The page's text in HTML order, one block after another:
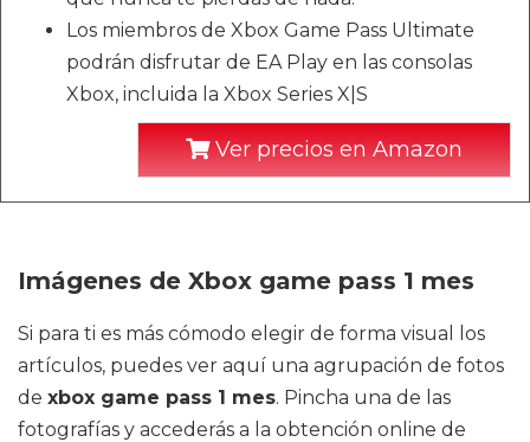
Los miembros de Xbox Game Pass Ultimate
podrán disfrutar de EA Play en las consolas
Xbox, incluida la Xbox Series X|S
Ver precios en Amazon
Imágenes de Xbox game pass 1 mes
Si para ti es más cómodo elegir de forma visual los
artículos, puedes ver aquí una agrupación de fotos
de xbox game pass 1 mes. Pincha una de las
fotografías y accederás a la obtención online de